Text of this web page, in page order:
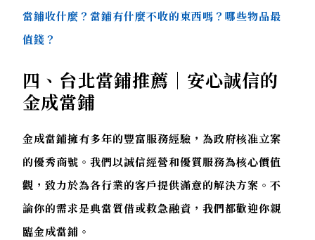
當鋪收什麼？當鋪有什麼不收的東西嗎？哪些物品最
值錢？
四、台北當鋪推薦｜安心誠信的
金成當鋪
金成當鋪擁有多年的豐富服務經驗，為政府核准立案
的優秀商號。我們以誠信經營和優質服務為核心價值
觀，致力於為各行業的客戶提供滿意的解決方案。不
論你的需求是典當質借或救急融資，我們都歡迎你親
臨金成當鋪。